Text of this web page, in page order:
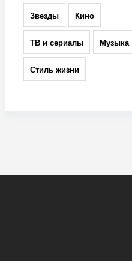
Звезды Кино
ТВ и сериалы Музыка
Стиль жизни